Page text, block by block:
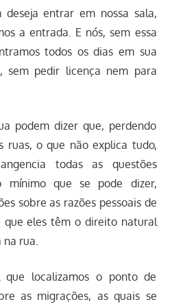
entrar em nossa sala,
a entrada. E nós, sem essa
todos os dias em sua
sem pedir licença nem para
podem dizer que, perdendo
ruas, o que não explica tudo,
todas as questões
mínimo que se pode dizer,
sobre as razões pessoais de
que eles têm o direito natural
na rua.
localizamos o ponto de
as migrações, as quais se